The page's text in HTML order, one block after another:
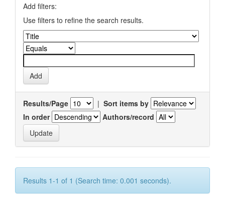
Add filters:
Use filters to refine the search results.
Results/Page | Sort items by
In order
Authors/record
Results 1-1 of 1 (Search time: 0.001 seconds).